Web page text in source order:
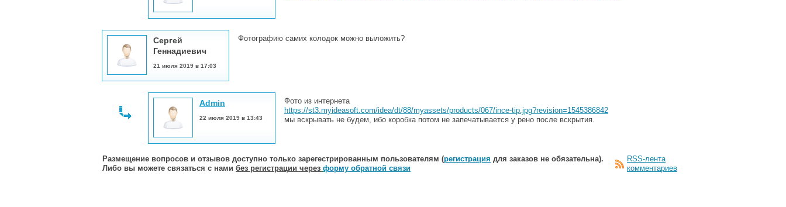
Сергей
Геннадиевич
21 июля 2019 в 17:03
Фотографию самих колодок можно выложить?
Admin
22 июля 2019 в 13:43
Фото из интернета
https://st3.myideasoft.com/idea/dt/88/myassets/products/067/ince-tip.jpg?revision=1545386842
мы вскрывать не будем, ибо коробка потом не запечатывается у рено после вскрытия.
Размещение вопросов и отзывов доступно только зарегестрированным пользователям (регистрация для заказов не обязательна).
Либо вы можете связаться с нами без регистрации через форму обратной связи
RSS-лента
комментариев